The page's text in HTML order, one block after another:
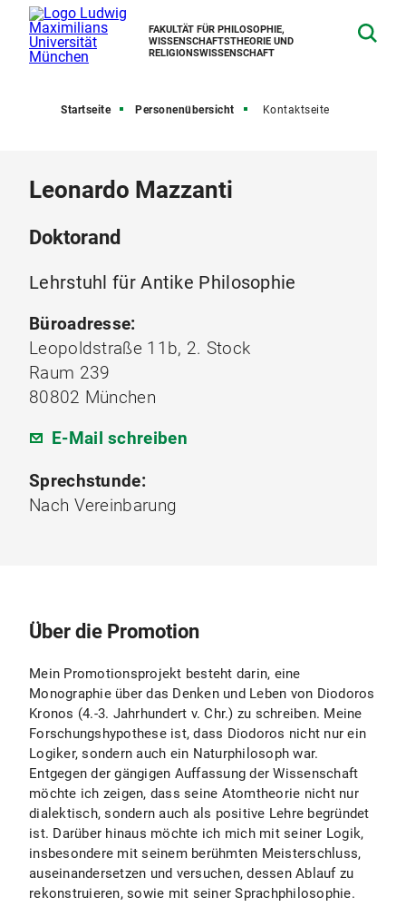
FAKULTÄT FÜR PHILOSOPHIE,
WISSENSCHAFTSTHEORIE UND
RELIGIONSWISSENSCHAFT
Startseite Personenübersicht Kontaktseite
Leonardo Mazzanti
Doktorand
Lehrstuhl für Antike Philosophie
Büroadresse:
Leopoldstraße 11b, 2. Stock
Raum 239
80802 München
E-Mail schreiben
Sprechstunde:
Nach Vereinbarung
Über die Promotion
Mein Promotionsprojekt besteht darin, eine
Monographie über das Denken und Leben von Diodoros
Kronos (4.-3. Jahrhundert v. Chr.) zu schreiben. Meine
Forschungshypothese ist, dass Diodoros nicht nur ein
Logiker, sondern auch ein Naturphilosoph war.
Entgegen der gängigen Auffassung der Wissenschaft
möchte ich zeigen, dass seine Atomtheorie nicht nur
dialektisch, sondern auch als positive Lehre begründet
ist. Darüber hinaus möchte ich mich mit seiner Logik,
insbesondere mit seinem berühmten Meisterschluss,
auseinandersetzen und versuchen, dessen Ablauf zu
rekonstruieren, sowie mit seiner Sprachphilosophie.